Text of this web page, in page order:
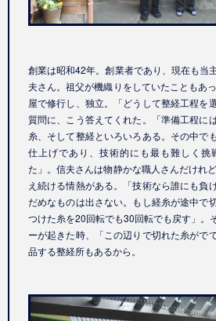
創業は昭和42年。創業者であり、現在も当
夫さん。祖父が機織りをしていたこともあ
屋で修行し、独立。「どうして整経工程を
質問に、こう答えてくれた。「準備工程に
糸、そして整経といろいろある。その中で
仕上げであり、技術的にも最も難しく挑
た」。信夫さんは物静かな職人さんだけれ
え続ける情熱がある。「技術なら誰にも負
だめなものは出さない。もし経糸が途中で
つけた糸を20回転でも30回転でも戻す」。
ーが起きた時、「この辺りで切れた糸がで
品する整経所もあるから。